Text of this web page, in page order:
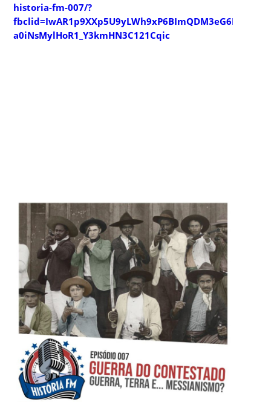
historia-fm-007/?
fbclid=IwAR1p9XXp5U9yLWh9xP6BImQDM3eG6D-
a0iNsMylHoR1_Y3kmHN3C121Cqic